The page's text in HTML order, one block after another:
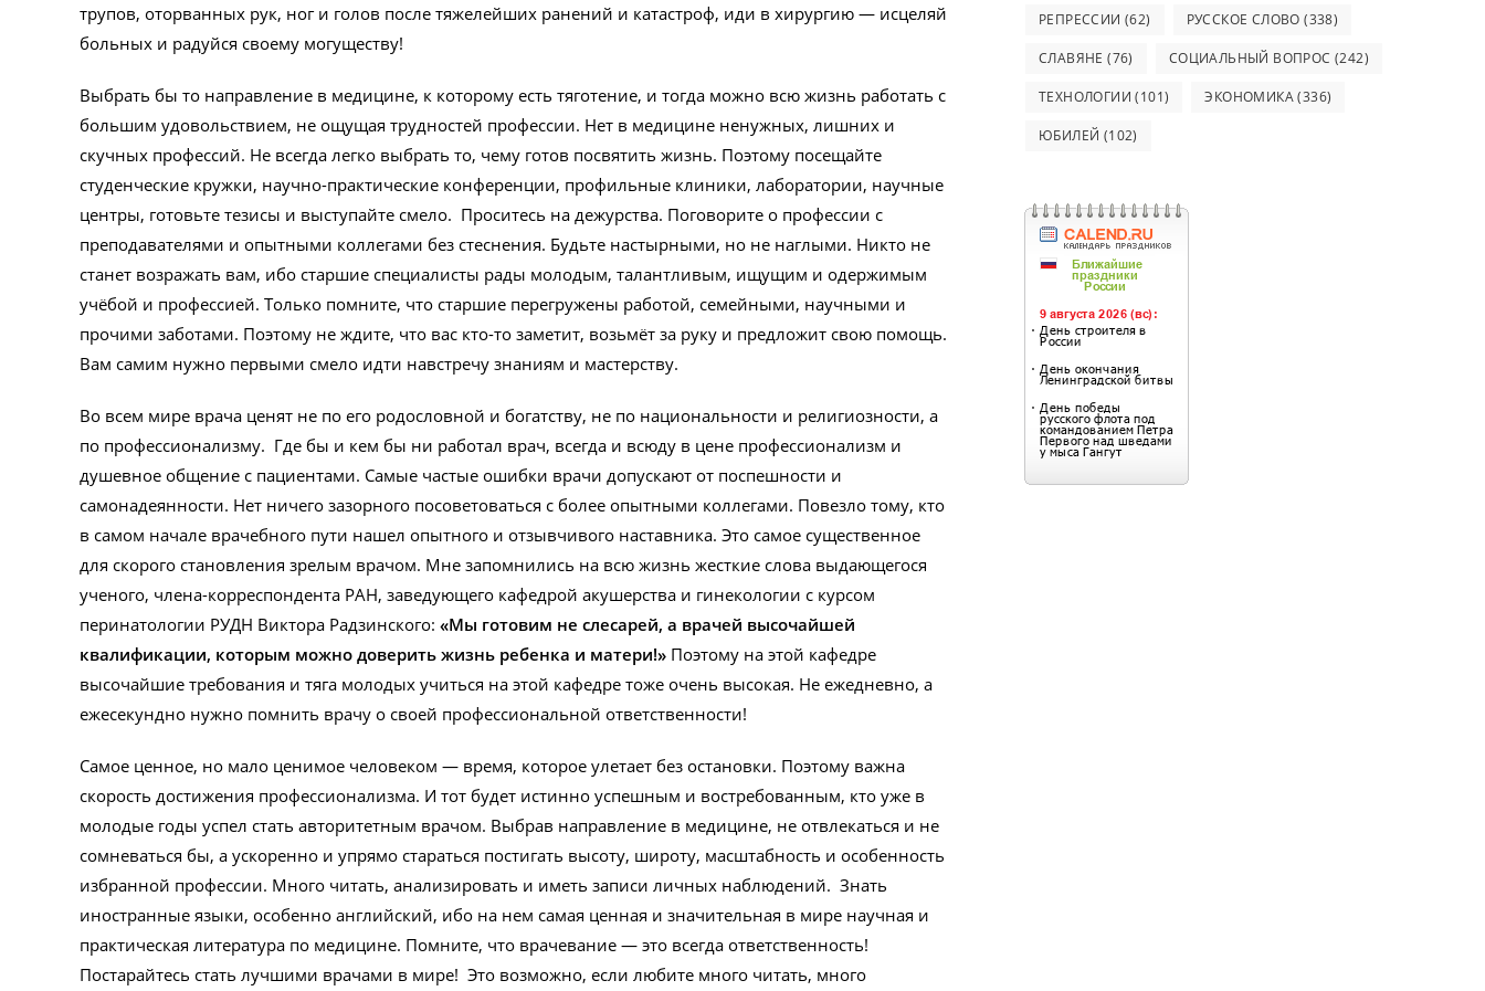
трупов, оторванных рук, ног и голов после тяжелейших ранений и катастроф, иди в хирургию — исцеляй
больных и радуйся своему могуществу!
Выбрать бы то направление в медицине, к которому есть тяготение, и тогда можно всю жизнь работать с
большим удовольствием, не ощущая трудностей профессии. Нет в медицине ненужных, лишних и
скучных профессий. Не всегда легко выбрать то, чему готов посвятить жизнь. Поэтому посещайте
студенческие кружки, научно-практические конференции, профильные клиники, лаборатории, научные
центры, готовьте тезисы и выступайте смело. Проситесь на дежурства. Поговорите о профессии с
преподавателями и опытными коллегами без стеснения. Будьте настырными, но не наглыми. Никто не
станет возражать вам, ибо старшие специалисты рады молодым, талантливым, ищущим и одержимым
учёбой и профессией. Только помните, что старшие перегружены работой, семейными, научными и
прочими заботами. Поэтому не ждите, что вас кто-то заметит, возьмёт за руку и предложит свою помощь.
Вам самим нужно первыми смело идти навстречу знаниям и мастерству.
Во всем мире врача ценят не по его родословной и богатству, не по национальности и религиозности, а
по профессионализму. Где бы и кем бы ни работал врач, всегда и всюду в цене профессионализм и
душевное общение с пациентами. Самые частые ошибки врачи допускают от поспешности и
самонадеянности. Нет ничего зазорного посоветоваться с более опытными коллегами. Повезло тому, кто
в самом начале врачебного пути нашел опытного и отзывчивого наставника. Это самое существенное
для скорого становления зрелым врачом. Мне запомнились на всю жизнь жесткие слова выдающегося
ученого, члена-корреспондента РАН, заведующего кафедрой акушерства и гинекологии с курсом
перинатологии РУДН Виктора Радзинского: «Мы готовим не слесарей, а врачей высочайшей
квалификации, которым можно доверить жизнь ребенка и матери!» Поэтому на этой кафедре
высочайшие требования и тяга молодых учиться на этой кафедре тоже очень высокая. Не ежедневно, а
ежесекундно нужно помнить врачу о своей профессиональной ответственности!
Самое ценное, но мало ценимое человеком — время, которое улетает без остановки. Поэтому важна
скорость достижения профессионализма. И тот будет истинно успешным и востребованным, кто уже в
молодые годы успел стать авторитетным врачом. Выбрав направление в медицине, не отвлекаться и не
сомневаться бы, а ускоренно и упрямо стараться постигать высоту, широту, масштабность и особенность
избранной профессии. Много читать, анализировать и иметь записи личных наблюдений. Знать
иностранные языки, особенно английский, ибо на нем самая ценная и значительная в мире научная и
практическая литература по медицине. Помните, что врачевание — это всегда ответственность!
Постарайтесь стать лучшими врачами в мире! Это возможно, если любите много читать, много
РЕПРЕССИИ (62) РУССКОЕ СЛОВО (338)
СЛАВЯНЕ (76) СОЦИАЛЬНЫЙ ВОПРОС (242)
ТЕХНОЛОГИИ (101) ЭКОНОМИКА(336)
ЮБИЛЕЙ (102)